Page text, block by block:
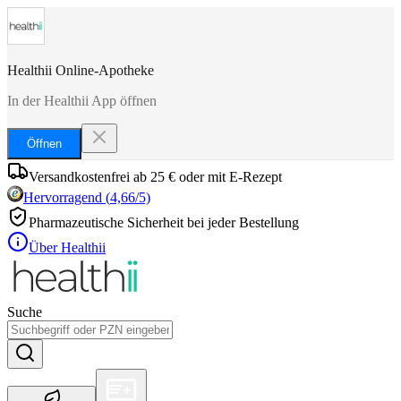
Healthii Online-Apotheke
In der Healthii App öffnen
Öffnen
Versandkostenfrei ab 25 € oder mit E-Rezept
Hervorragend (4,66/5)
Pharmazeutische Sicherheit bei jeder Bestellung
Über Healthii
Suche